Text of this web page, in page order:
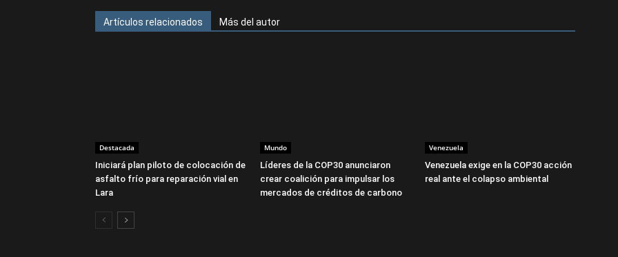
Artículos relacionados Más del autor
Destacada
Iniciará plan piloto de colocación de
asfalto frío para reparación vial en
Lara
Mundo
Líderes de la COP30 anunciaron
crear coalición para impulsar los
mercados de créditos de carbono
Venezuela
Venezuela exige en la COP30 acción
real ante el colapso ambiental